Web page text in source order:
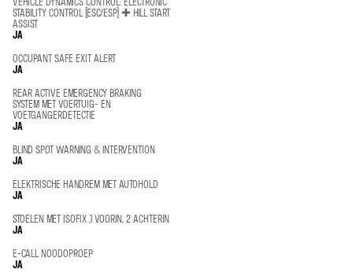
STABILITY CONTROL (ESC/ESP) ✚ HILL START
ASSIST
JA
OCCUPANT SAFE EXIT ALERT
JA
REAR ACTIVE EMERGENCY BRAKING
SYSTEM MET VOERTUIG- EN
VOETGANGERDETECTIE
JA
BLIND SPOT WARNING & INTERVENTION
JA
ELEKTRISCHE HANDREM MET AUTOHOLD
JA
STOELEN MET ISOFIX ,1 VOORIN, 2 ACHTERIN
JA
E-CALL NOODOPROEP
JA